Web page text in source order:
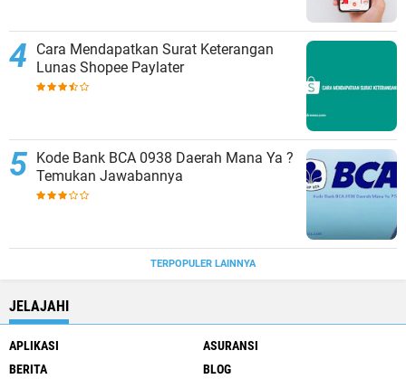
Cara Mendapatkan Surat Keterangan
Lunas Shopee Paylater
Kode Bank BCA 0938 Daerah Mana Ya ?
Temukan Jawabannya
TERPOPULER LAINNYA
JELAJAHI
APLIKASI
ASURANSI
BERITA
BLOG